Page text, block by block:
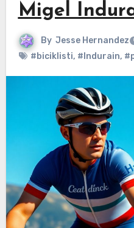
Migel
By Jesse Hernandez
#biciklisti, #Indurain,